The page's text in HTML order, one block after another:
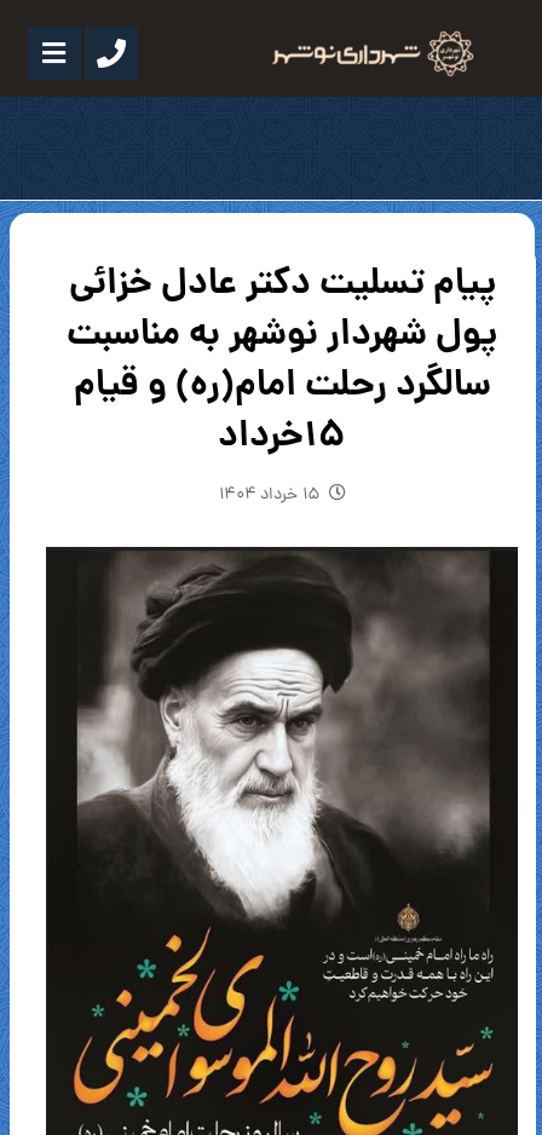
پیام تسلیت دکتر عادل خزائی
پول شهردار نوشهر به مناسبت
سالگرد رحلت امام(ره) و قیام
۱۵خرداد
۱۵ خرداد ۱۴۰۴